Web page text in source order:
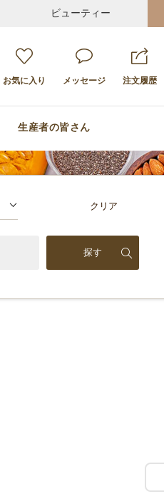
ビューティー
お気に入り メッセージ 注文履歴
生産者の皆さん
クリア